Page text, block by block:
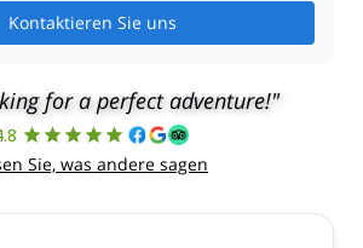
Kontaktieren Sie uns
for a perfect adventure!"
Sie, was andere sagen